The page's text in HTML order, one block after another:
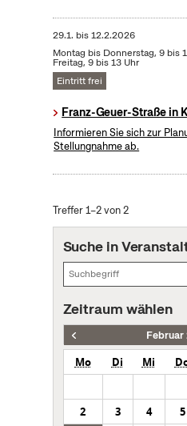
29.1. bis12.2.2026
Montag bis Donnerstag, 9 bis
Freitag, 9 bis 13 Uhr
Eintritt frei
Franz-Geuer-Straße in
Informieren Sie sich zur
Stellungnahme ab.
Treffer 1–2 von 2
Suche in
Zeitraum wählen
Mo Di Mi
2
3 4 5